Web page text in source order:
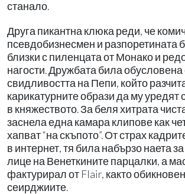
станало.
Друга пикантна клюка реди, че
псевдобизнесмен и разпоретината
близки с пиленцата от Монако и
нагости. Дружбата била обусловена
свидливостта на Пепи, който
карикатурните образи да му уредят
в княжеството. За беля хитрата
заснела една камара клипове как
хапват “на скъпото”. От страх
в интернет, тя била набързо наета
лице на Венеткините парцалки, а
фактурирал от Flair, както
сеирджиите.